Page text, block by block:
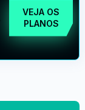
VEJA OS
PLANOS